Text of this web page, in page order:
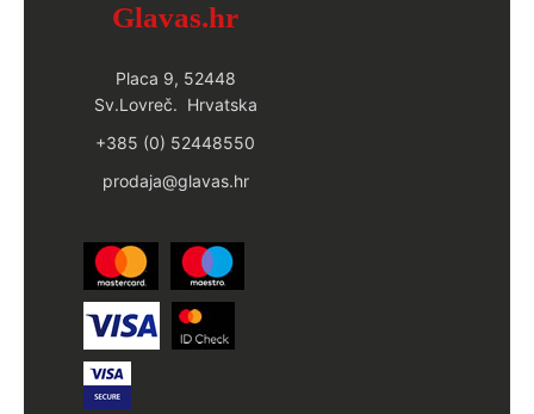
Glavas.hr
Placa 9, 52448
Sv.Lovreč. Hrvatska
+385 (0) 52448550
prodaja@glavas.hr